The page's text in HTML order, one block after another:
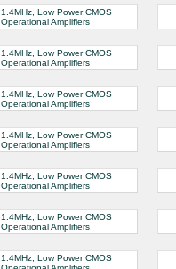
1.4MHz, Low Power CMOS
Operational Amplifiers
1.4MHz, Low Power CMOS
Operational Amplifiers
1.4MHz, Low Power CMOS
Operational Amplifiers
1.4MHz, Low Power CMOS
Operational Amplifiers
1.4MHz, Low Power CMOS
Operational Amplifiers
1.4MHz, Low Power CMOS
Operational Amplifiers
1.4MHz, Low Power CMOS